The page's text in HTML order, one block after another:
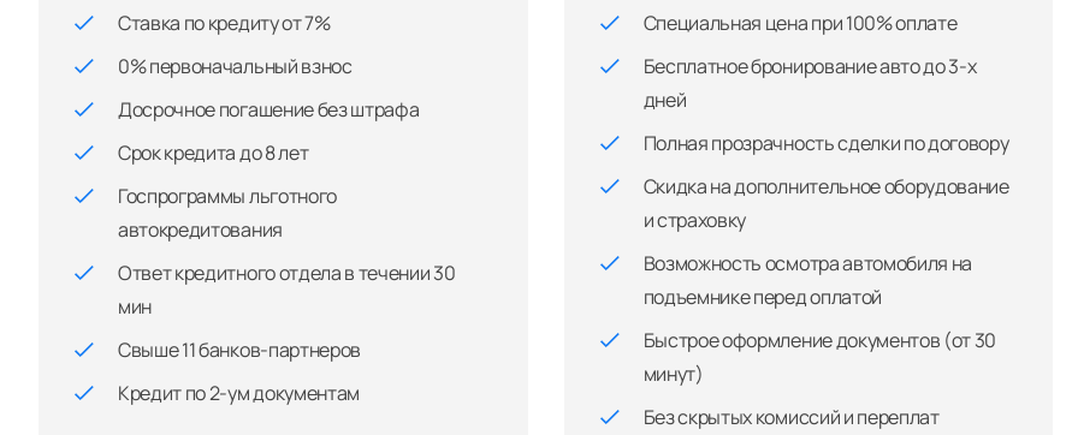
Ставка по кредиту от 7%
0% первоначальный взнос
Досрочное погашение без штрафа
Срок кредита до 8 лет
Госпрограммы льготного
автокредитования
Ответ кредитного отдела в течении 30
мин
Свыше 11 банков-партнеров
Кредит по 2-ум документам
Специальная цена при 100% оплате
Бесплатное бронирование авто до 3-х
дней
Полная прозрачность сделки по договору
Скидка на дополнительное оборудование
и страховку
Возможность осмотра автомобиля на
подъемнике перед оплатой
Быстрое оформление документов (от 30
минут)
Без скрытых комиссий и переплат